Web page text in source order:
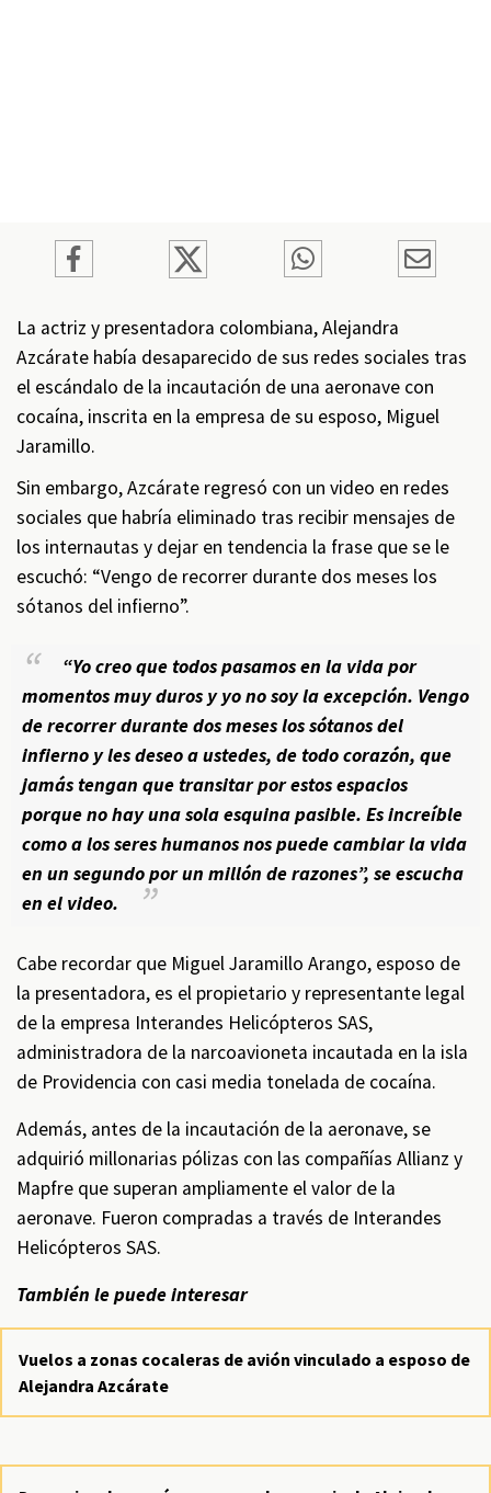
La actriz y presentadora colombiana, Alejandra
Azcárate había desaparecido de sus redes sociales tras
el escándalo de la incautación de una aeronave con
cocaína, inscrita en la empresa de su esposo, Miguel
Jaramillo.
Sin embargo, Azcárate regresó con un video en redes
sociales que habría eliminado tras recibir mensajes de
los internautas y dejar en tendencia la frase que se le
escuchó: “Vengo de recorrer durante dos meses los
sótanos del infierno”.
“Yo creo que todos pasamos en la vida por
momentos muy duros y yo no soy la excepción. Vengo
de recorrer durante dos meses los sótanos del
infierno y les deseo a ustedes, de todo corazón, que
jamás tengan que transitar por estos espacios
porque no hay una sola esquina pasible. Es increíble
como a los seres humanos nos puede cambiar la vida
en un segundo por un millón de razones”, se escucha
en el video.
Cabe recordar que Miguel Jaramillo Arango, esposo de
la presentadora, es el propietario y representante legal
de la empresa Interandes Helicópteros SAS,
administradora de la narcoavioneta incautada en la isla
de Providencia con casi media tonelada de cocaína.
Además, antes de la incautación de la aeronave, se
adquirió millonarias pólizas con las compañías Allianz y
Mapfre que superan ampliamente el valor de la
aeronave. Fueron compradas a través de Interandes
Helicópteros SAS.
También le puede interesar
Vuelos a zonas cocaleras de avión vinculado a esposo de
Alejandra Azcárate